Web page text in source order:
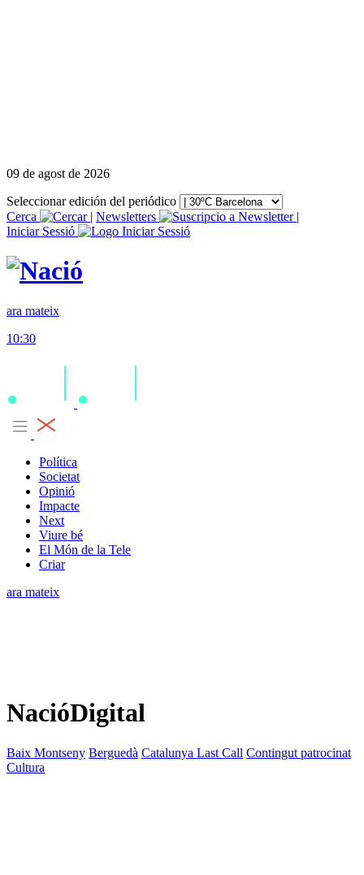
09 de agost de 2026
Seleccionar edición del periódico
Cerca
| Newsletters
|
Iniciar Sessió
ara mateix
10:30
Política
Societat
Opinió
Impacte
Next
Viure bé
El Món de la Tele
Criar
ara mateix
NacióDigital
Baix Montseny Berguedà Catalunya Last Call Contingut patrocinat
Cultura